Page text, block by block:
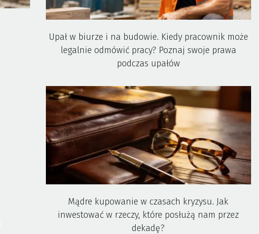
Upał w biurze i na budowie. Kiedy pracownik może
legalnie odmówić pracy? Poznaj swoje prawa
podczas upałów
Mądre kupowanie w czasach kryzysu. Jak
inwestować w rzeczy, które posłużą nam przez
dekadę?